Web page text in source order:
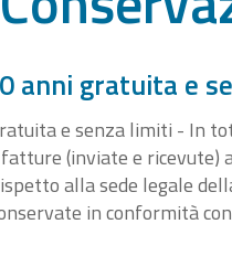
anni gratuita e
e senza limiti - In
(inviate e ricevute)
alla sede legale
in conformità